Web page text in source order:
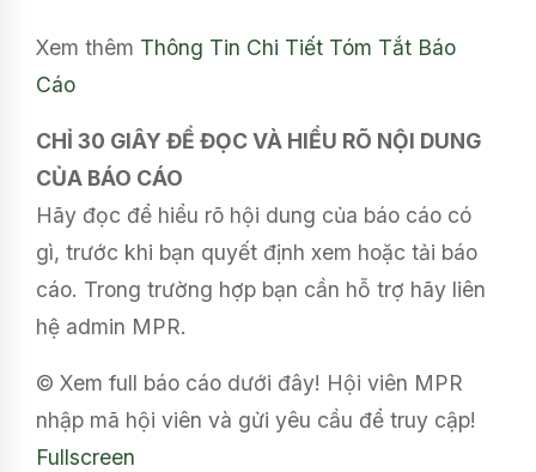
Xem thêm Thông Tin Chi Tiết Tóm Tắt Báo
Cáo
CHỈ 30 GIÂY ĐỂ ĐỌC VÀ HIỂU RÕ NỘI DUNG
CỦA BÁO CÁO
Hãy đọc để hiểu rõ hội dung của báo cáo có
gì, trước khi bạn quyết định xem hoặc tải báo
cáo. Trong trường hợp bạn cần hỗ trợ hãy liên
hệ admin MPR.
© Xem full báo cáo dưới đây! Hội viên MPR
nhập mã hội viên và gửi yêu cầu để truy cập!
Fullscreen